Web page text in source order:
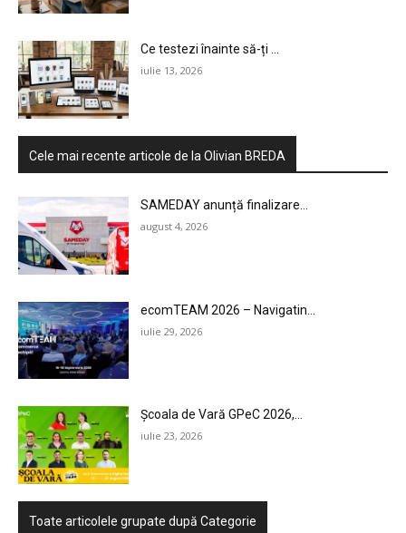
Ce testezi înainte să-ți ...
iulie 13, 2026
Cele mai recente articole de la Olivian BREDA
SAMEDAY anunță finalizare...
august 4, 2026
ecomTEAM 2026 – Navigatin...
iulie 29, 2026
Școala de Vară GPeC 2026,...
iulie 23, 2026
Toate articolele grupate după Categorie